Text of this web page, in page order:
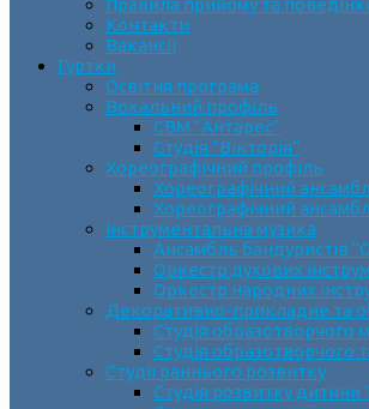
Контакти
Вакансії
Гуртки
Освітня програма
Вокальний профіль
СВМ “Антарес”
Студія “Вікторія”
Хореографічний профіль
Хореографічний
Хореографічний
Інструментальна музика
Ансамбль бандуристів
Оркестр духових
Оркестр народних
Декоративно-прикладне та
Cтудія образотворчого
Студія образотворчого
Студії раннього розвитку
Студія розвитку дитини